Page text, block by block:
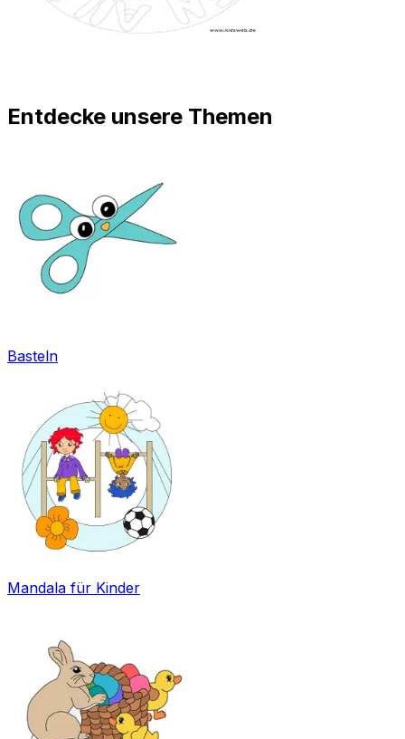
Entdecke unsere Themen
Basteln
Mandala für Kinder